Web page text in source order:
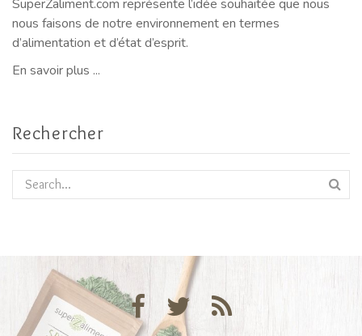
SuperZaliment.com représente l’idée souhaitée que nous
nous faisons de notre environnement en termes
d’alimentation et d’état d’esprit.
En savoir plus ...
Rechercher